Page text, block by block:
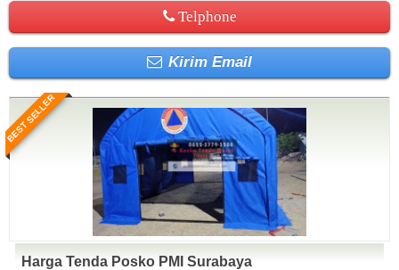
Telphone
Kirim Email
BEST SELLER
Harga Tenda Posko PMI Surabaya